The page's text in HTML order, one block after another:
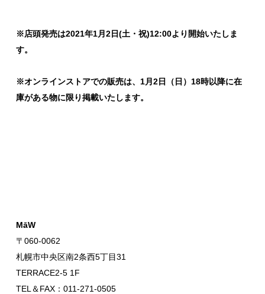
※店頭発売は2021年1月2日(土・祝)12:00より開始いたしま
す。
※オンラインストアでの販売は、1月2日（日）18時以降に在
庫がある物に限り掲載いたします。
MāW
〒060-0062
札幌市中央区南2条西5丁目31
TERRACE2-5 1F
TEL＆FAX：011-271-0505